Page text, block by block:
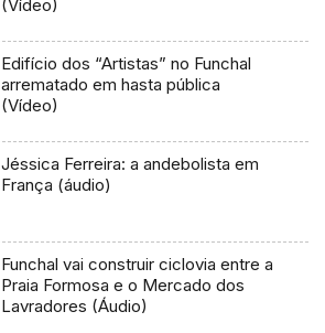
(Vídeo)
Edifício dos “Artistas” no Funchal
arrematado em hasta pública
(Vídeo)
Jéssica Ferreira: a andebolista em
França (áudio)
Funchal vai construir ciclovia entre a
Praia Formosa e o Mercado dos
Lavradores (Áudio)